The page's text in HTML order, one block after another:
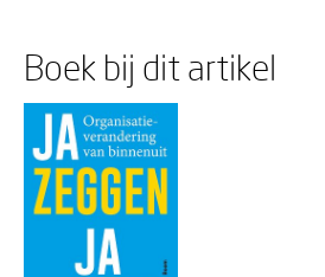
Boek bij dit artikel